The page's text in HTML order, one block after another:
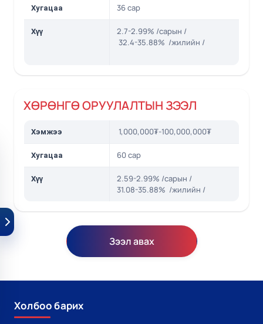
Хугацаа 36 сар
Хүү
2.7-2.99% /сарын /
32.4-35.88% /жилийн /
ХӨРӨНГӨ ОРУУЛАЛТЫН ЗЭЭЛ
Хэмжээ 1,000,000₮-100,000,000₮
Хугацаа 60 сар
Хүү
2.59-2.99% /сарын /
31.08-35.88% /жилийн /
Зээл авах
Холбоо барих